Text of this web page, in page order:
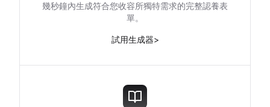
幾秒鐘內生成符合您收容所獨特需求的完整認養表
單。
試用生成器>